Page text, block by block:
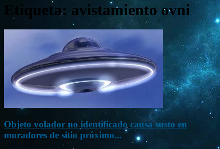
Etiqueta: avistamiento ovni
Objeto volador no identificado causa susto en
moradores de sitio próximo...